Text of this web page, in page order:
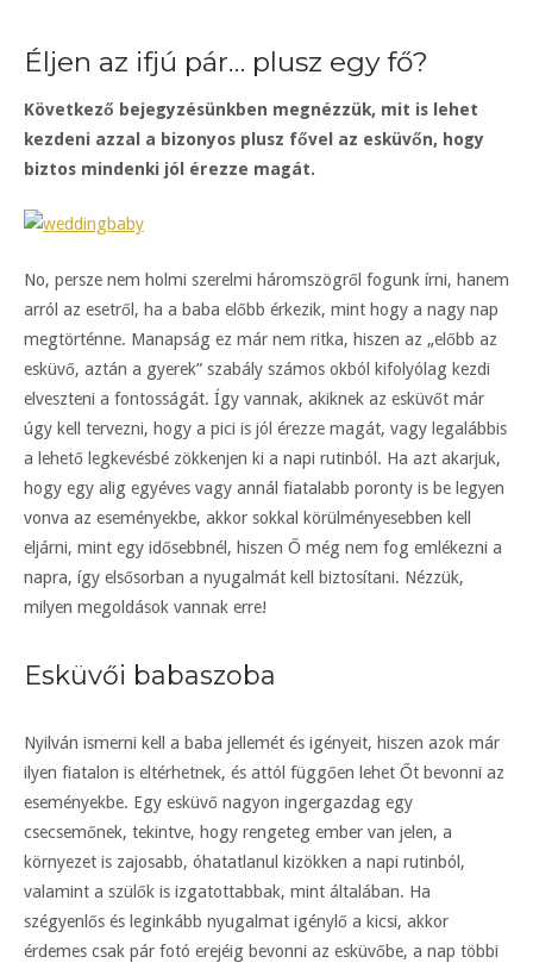
Éljen az ifjú pár… plusz egy fő?
Következő bejegyzésünkben megnézzük, mit is lehet
kezdeni azzal a bizonyos plusz fővel az esküvőn, hogy
biztos mindenki jól érezze magát.
No, persze nem holmi szerelmi háromszögről fogunk írni, hanem
arról az esetről, ha a baba előbb érkezik, mint hogy a nagy nap
megtörténne. Manapság ez már nem ritka, hiszen az „előbb az
esküvő, aztán a gyerek” szabály számos okból kifolyólag kezdi
elveszteni a fontosságát. Így vannak, akiknek az esküvőt már
úgy kell tervezni, hogy a pici is jól érezze magát, vagy legalábbis
a lehető legkevésbé zökkenjen ki a napi rutinból. Ha azt akarjuk,
hogy egy alig egyéves vagy annál fiatalabb poronty is be legyen
vonva az eseményekbe, akkor sokkal körülményesebben kell
eljárni, mint egy idősebbnél, hiszen Ő még nem fog emlékezni a
napra, így elsősorban a nyugalmát kell biztosítani. Nézzük,
milyen megoldások vannak erre!
Esküvői babaszoba
Nyilván ismerni kell a baba jellemét és igényeit, hiszen azok már
ilyen fiatalon is eltérhetnek, és attól függően lehet Őt bevonni az
eseményekbe. Egy esküvő nagyon ingergazdag egy
csecsemőnek, tekintve, hogy rengeteg ember van jelen, a
környezet is zajosabb, óhatatlanul kizökken a napi rutinból,
valamint a szülők is izgatottabbak, mint általában. Ha
szégyenlős és leginkább nyugalmat igénylő a kicsi, akkor
érdemes csak pár fotó erejéig bevonni az esküvőbe, a nap többi